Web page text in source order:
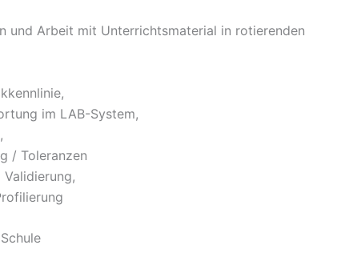
und Arbeit mit Unterrichtsmaterial in rotierenden
im LAB-System,
/ Toleranzen